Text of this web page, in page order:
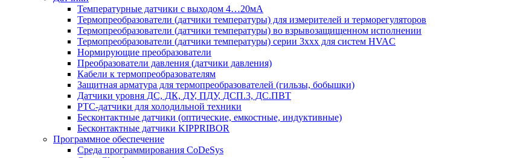
Температурные датчики с выходом 4…20мА
Термопреобразователи (датчики температуры) для измерителей и терморегуляторов
Термопреобразователи (датчики температуры) во взрывозащищенном исполнении
Термопреобразователи (датчики температуры) серии 3ххх для систем HVAC
Нормирующие преобразователи
Преобразователи давления (датчики давления)
Кабели к термопреобразователям
Защитная арматура для термопреобразователей (гильзы, бобышки)
Датчики уровня ДС, ДК, ДУ, ПДУ, ДСП.3, ДС.ПВТ
PTC-датчики для холодильной техники
Бесконтактные датчики (оптические, емкостные, индуктивные)
Бесконтактные датчики KIPPRIBOR
Программное обеспечение
Среда программирования CoDeSys